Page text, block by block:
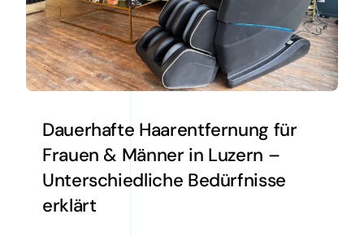
Dauerhafte Haarentfernung für
Frauen & Männer in Luzern –
Unterschiedliche Bedürfnisse
erklärt